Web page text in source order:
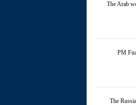
The Arab
PM
The